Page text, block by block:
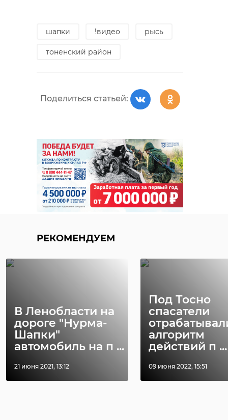
шапки !видео рысь
тоненский район
Поделиться статьей:
РЕКОМЕНДУЕМ
В Ленобласти на
дороге "Нурма-
Шапки"
автомобиль на п ...
21 июня 2021, 13:12
Под Тосно
спасатели
алгоритм
действий п ...
09 июня 2022, 15:51